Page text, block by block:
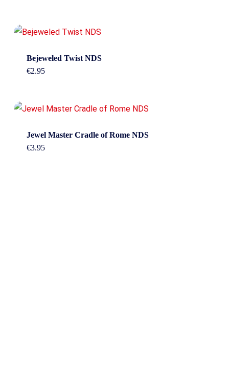
Bejeweled Twist NDS
€2.95
Jewel Master Cradle of Rome NDS
€3.95